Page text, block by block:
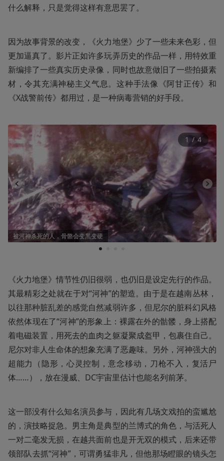
什么解释，只是觉得这样有意思罢了。
因为故事背景的改变，《火力地堡》少了一些未来色彩，但
更加逼真了。影片正如许多玩弄历史的作品一样，用特效重
新编排了一些真实历史录像，同时也故意做旧了一些拍摄素
材，令其充满神秘主义气息。这种手法像《阿甘正传》和
《X战警前传》都用过，是一种病毒营销的好手段。
被河神杀死的人，骨骼会变黑变硬
1
1 / 4
《火力地堡》情节性仍旧很弱，也仍旧是设定先行的作品。
其最精彩之处就在于对“河神”的塑造。由于是在越南丛林，
以往那种脏乱差的感觉自然减弱许多，但尼尔的脏科幻风格
依然体现在了“河神”的形象上：裸露在外的骷髅，身上搭配
着电磁装置，用死去的血肉之躯凝聚成盔甲，包裹住自己。
尼尔对非人生命体的想象充满了恶趣味。另外，河神强大的
超能力（隐形，心灵控制，意念移动，刀枪不入，复活尸
体……），放在漫威、DC宇宙里估计也能名列前茅。
这一部没有什么知名演员参与，因此有几场文戏拍的蛮尴尬
的，演技略捉急。男主角是典型的兰博式的角色，与活死人
一对二毫发无损，在越共面前也是开无双的模式，后来还带
领部队去抓“河神”，可谓勇猛非凡，但他那场瞪眼的镜头怎